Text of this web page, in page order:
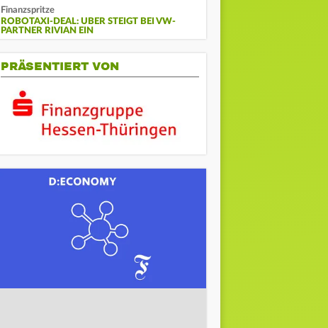
Finanzspritze
ROBOTAXI-DEAL: UBER STEIGT BEI VW-
PARTNER RIVIAN EIN
PRÄSENTIERT VON